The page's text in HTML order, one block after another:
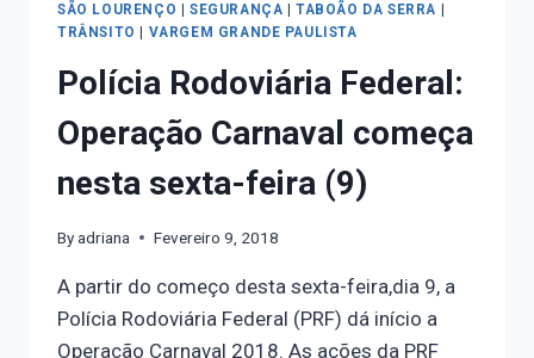
SÃO LOURENÇO
SEGURANÇA |TABOÃO DA SERRA
TRÂNSITO
VARGEM GRANDE PAULISTA
Polícia Rodoviária Federal:
Operação Carnaval começa
nesta sexta-feira (9)
Byadriana Fevereiro 9, 2018
A partir do começo desta sexta-feira,dia 9, a
Polícia Rodoviária Federal (PRF) dá início a
Operação Carnaval 2018. As ações da PRF